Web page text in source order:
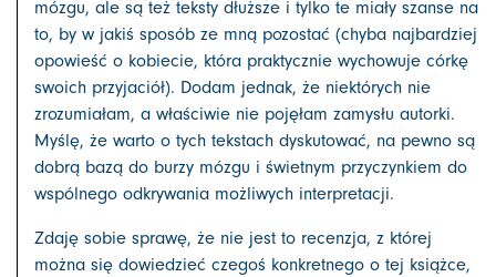
mózgu, ale są też teksty dłuższe i tylko te miały szanse na
to, by w jakiś sposób ze mną pozostać (chyba najbardziej
opowieść o kobiecie, która praktycznie wychowuje córkę
swoich przyjaciół). Dodam jednak, że niektórych nie
zrozumiałam, a właściwie nie pojęłam zamysłu autorki.
Myślę, że warto o tych tekstach dyskutować, na pewno są
dobrą bazą do burzy mózgu i świetnym przyczynkiem do
wspólnego odkrywania możliwych interpretacji.
Zdaję sobie sprawę, że nie jest to recenzja, z której
można się dowiedzieć czegoś konkretnego o tej książce,